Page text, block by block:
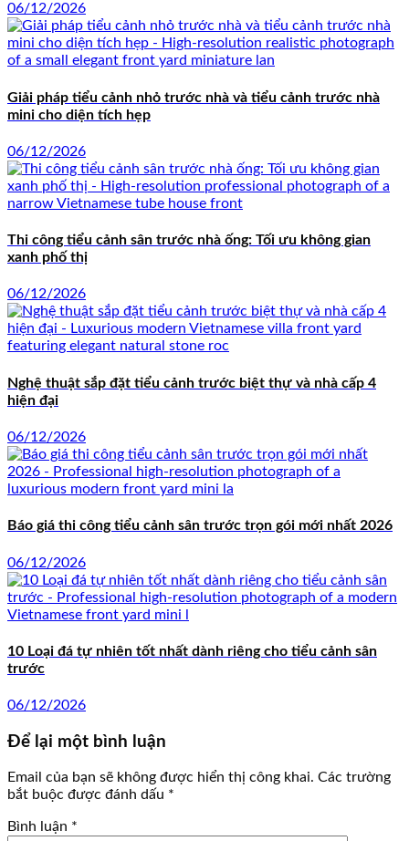
06/12/2026
Giải pháp tiểu cảnh nhỏ trước nhà và tiểu cảnh trước nhà
mini cho diện tích hẹp
06/12/2026
Thi công tiểu cảnh sân trước nhà ống: Tối ưu không gian
xanh phố thị
06/12/2026
Nghệ thuật sắp đặt tiểu cảnh trước biệt thự và nhà cấp 4
hiện đại
06/12/2026
Báo giá thi công tiểu cảnh sân trước trọn gói mới nhất 2026
06/12/2026
10 Loại đá tự nhiên tốt nhất dành riêng cho tiểu cảnh sân
trước
06/12/2026
Để lại một bình luận
Email của bạn sẽ không được hiển thị công khai. Các trường
bắt buộc được đánh dấu *
Bình luận *